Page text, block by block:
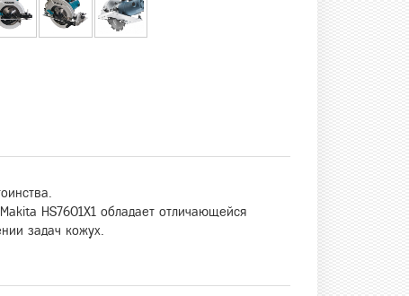
HS7601X1 обладает отличающейся
задач кожух.